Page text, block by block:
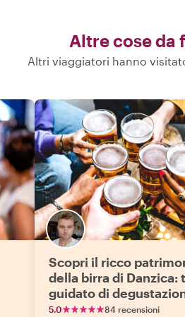
Altre cose da
Altri viaggiatori hanno
Scopri il ricco
della birra di Danzica:
guidato di
birra
5.0 84 recensioni